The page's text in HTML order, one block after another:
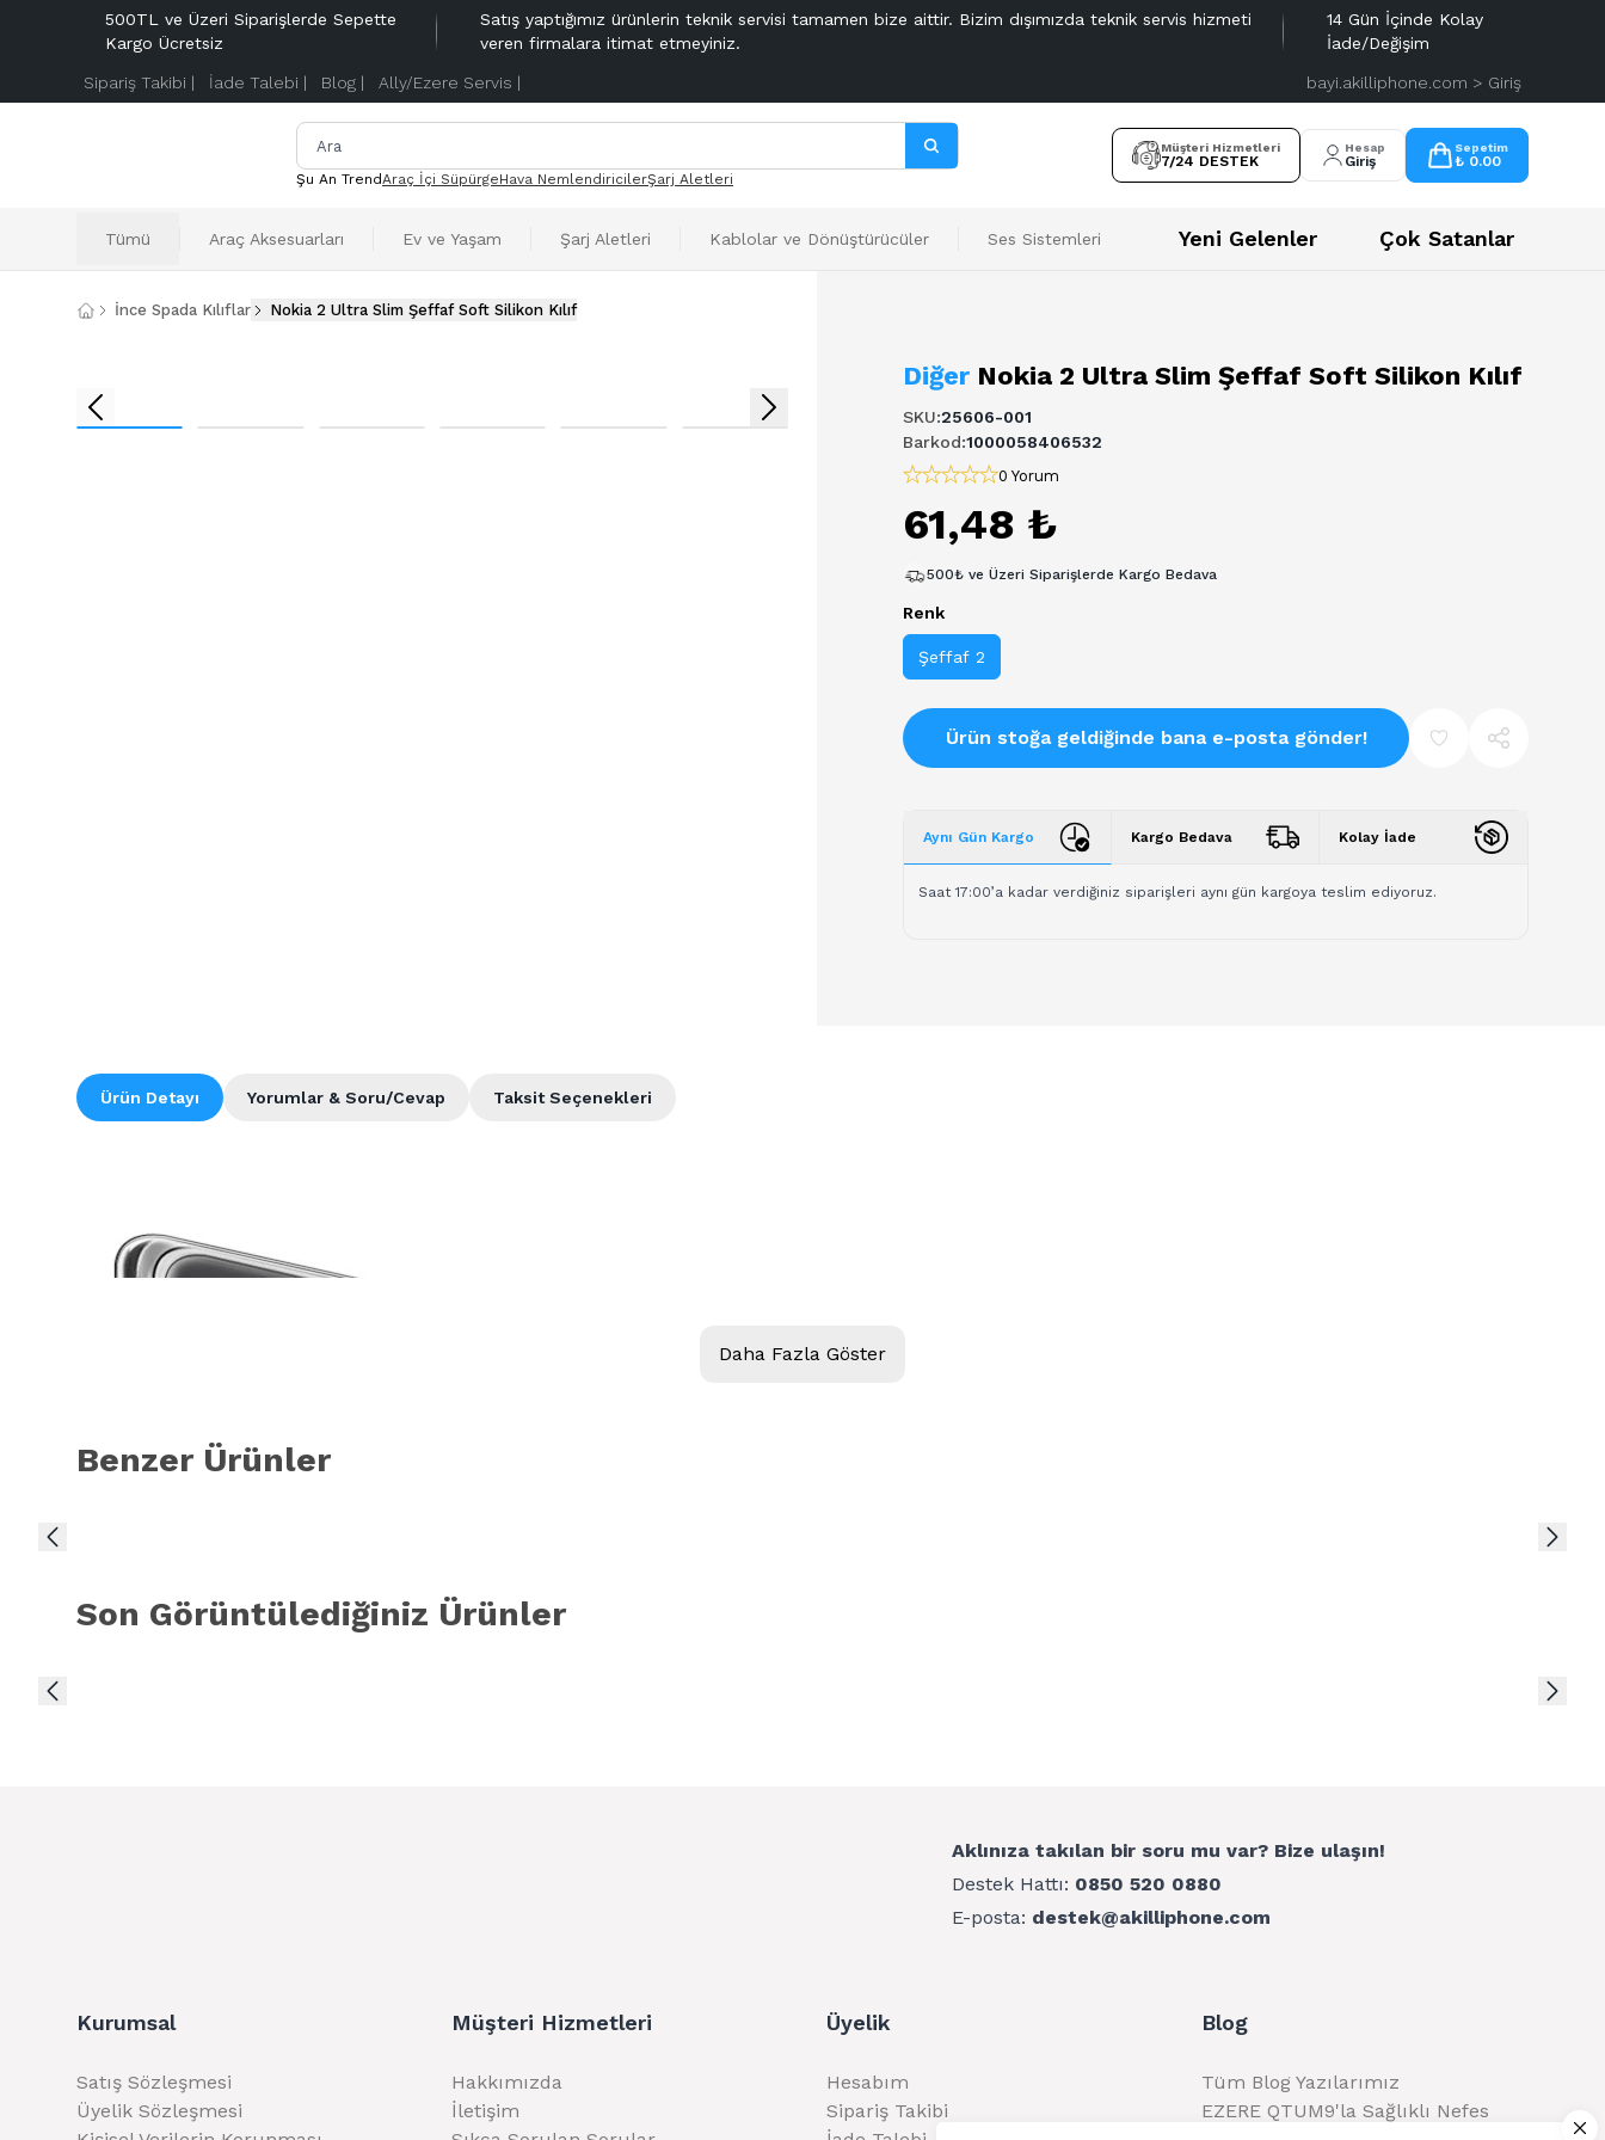
500TL ve Üzeri Siparişlerde Sepette
Kargo Ücretsiz
Satış yaptığımız ürünlerin teknik servisi tamamen bize aittir. Bizim dışımızda teknik servis hizmeti
veren firmalara itimat etmeyiniz.
14 Gün İçinde Kolay
İade/Değişim
Sipariş Takibi | İade Talebi | Blog | Ally/Ezere Servis | bayi.akilliphone.com > Giriş
Şu An TrendAraç İçi SüpürgeHava NemlendiricilerŞarj Aletleri
Müşteri Hizmetleri
7/24 DESTEK
Hesap
Giriş
Sepetim
₺ 0.00
Tümü Araç Aksesuarları Ev ve Yaşam Şarj Aletleri Kablolar ve Dönüştürücüler Ses Sistemleri Yeni Gelenler Çok Satanlar
İnce Spada Kılıflar Nokia 2 Ultra Slim Şeffaf Soft Silikon Kılıf
Diğer Nokia 2 Ultra Slim Şeffaf Soft Silikon Kılıf
SKU:25606-001
Barkod:1000058406532
0 Yorum
61,48 ₺
500₺ ve Üzeri Siparişlerde Kargo Bedava
Renk
Şeffaf 2
Ürün stoğa geldiğinde bana e-posta gönder!
Aynı Gün Kargo Kargo Bedava Kolay İade
Saat 17:00’a kadar verdiğiniz siparişleri aynı gün kargoya teslim ediyoruz.
Ürün Detayı Taksit Seçenekleri
Yorumlar & Soru/Cevap
Daha Fazla Göster
Benzer Ürünler
Son Görüntülediğiniz Ürünler
Aklınıza takılan bir soru mu var? Bize ulaşın!
Destek Hattı: 0850 520 0880
E-posta: destek@akilliphone.com
Kurumsal
Satış Sözleşmesi
Üyelik Sözleşmesi
Müşteri Hizmetleri
Hakkımızda
İletişim
Üyelik
Hesabım
Sipariş Takibi
Blog
Tüm Blog Yazılarımız
EZERE QTUM9'la Sağlıklı Nefes